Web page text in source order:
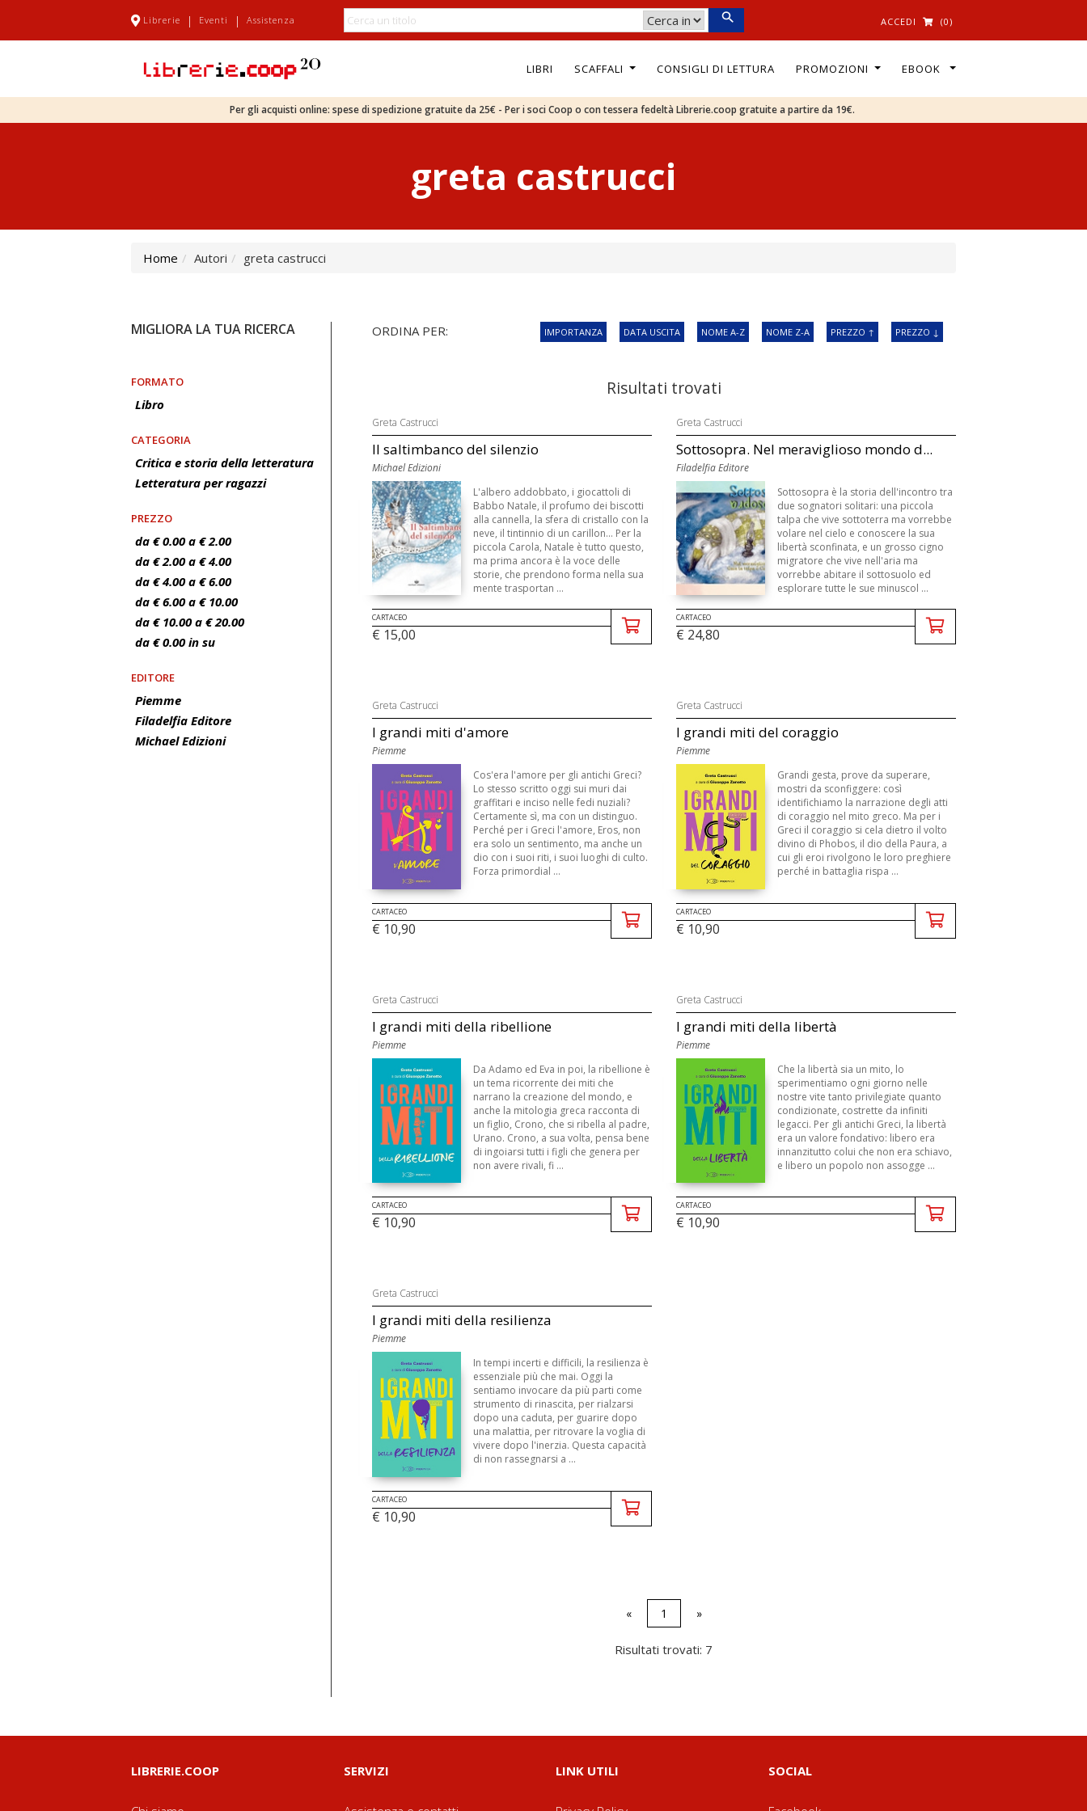
Librerie | Eventi | Assistenza ACCEDI (0)
LIBRI SCAFFALI CONSIGLI DI LETTURA PROMOZIONI EBOOK
Per gli acquisti online: spese di spedizione gratuite da 25€ - Per i soci Coop o con tessera fedeltà Librerie.coop gratuite a partire da 19€.
greta castrucci
Home Autori greta castrucci
MIGLIORA LA TUA RICERCA
FORMATO
Libro
CATEGORIA
Critica e storia della letteratura
Letteratura per ragazzi
PREZZO
da € 0.00 a € 2.00
da € 2.00 a € 4.00
da € 4.00 a € 6.00
da € 6.00 a € 10.00
da € 10.00 a € 20.00
da € 0.00 in su
EDITORE
Piemme
Filadelfia Editore
Michael Edizioni
ORDINA PER: IMPORTANZA DATA USCITA NOME A-Z NOME Z-A PREZZO ↑ PREZZO ↓
Risultati trovati
Greta Castrucci
Il saltimbanco del silenzio
Michael Edizioni
L'albero addobbato, i giocattoli di
Babbo Natale, il profumo dei biscotti
alla cannella, la sfera di cristallo con la
neve, il tintinnio di un carillon... Per la
piccola Carola, Natale è tutto questo,
ma prima ancora è la voce delle
storie, che prendono forma nella sua
mente trasportan ...
CARTACEO
€ 15,00
Greta Castrucci
Sottosopra. Nel meraviglioso mondo d...
Filadelfia Editore
Sottosopra è la storia dell'incontro tra
due sognatori solitari: una piccola
talpa che vive sottoterra ma vorrebbe
volare nel cielo e conoscere la sua
libertà sconfinata, e un grosso cigno
migratore che vive nell'aria ma
vorrebbe abitare il sottosuolo ed
esplorare tutte le sue minuscol ...
CARTACEO
€ 24,80
Greta Castrucci
I grandi miti d'amore
Piemme
Cos'era l'amore per gli antichi Greci?
Lo stesso scritto oggi sui muri dai
graffitari e inciso nelle fedi nuziali?
Certamente sì, ma con un distinguo.
Perché per i Greci l'amore, Eros, non
era solo un sentimento, ma anche un
dio con i suoi riti, i suoi luoghi di culto.
Forza primordial ...
CARTACEO
€ 10,90
Greta Castrucci
I grandi miti del coraggio
Piemme
Grandi gesta, prove da superare,
mostri da sconfiggere: così
identifichiamo la narrazione degli atti
di coraggio nel mito greco. Ma per i
Greci il coraggio si cela dietro il volto
divino di Phobos, il dio della Paura, a
cui gli eroi rivolgono le loro preghiere
perché in battaglia rispa ...
CARTACEO
€ 10,90
Greta Castrucci
I grandi miti della ribellione
Piemme
Da Adamo ed Eva in poi, la ribellione è
un tema ricorrente dei miti che
narrano la creazione del mondo, e
anche la mitologia greca racconta di
un figlio, Crono, che si ribella al padre,
Urano. Crono, a sua volta, pensa bene
di ingoiarsi tutti i figli che genera per
non avere rivali, fi ...
CARTACEO
€ 10,90
Greta Castrucci
I grandi miti della libertà
Piemme
Che la libertà sia un mito, lo
sperimentiamo ogni giorno nelle
nostre vite tanto privilegiate quanto
condizionate, costrette da infiniti
legacci. Per gli antichi Greci, la libertà
era un valore fondativo: libero era
innanzitutto colui che non era schiavo,
e libero un popolo non assogge ...
CARTACEO
€ 10,90
Greta Castrucci
I grandi miti della resilienza
Piemme
In tempi incerti e difficili, la resilienza è
essenziale più che mai. Oggi la
sentiamo invocare da più parti come
strumento di rinascita, per rialzarsi
dopo una caduta, per guarire dopo
una malattia, per ritrovare la voglia di
vivere dopo l'inerzia. Questa capacità
di non rassegnarsi a ...
CARTACEO
€ 10,90
« 1 »
Risultati trovati: 7
LIBRERIE.COOP SERVIZI LINK UTILI SOCIAL